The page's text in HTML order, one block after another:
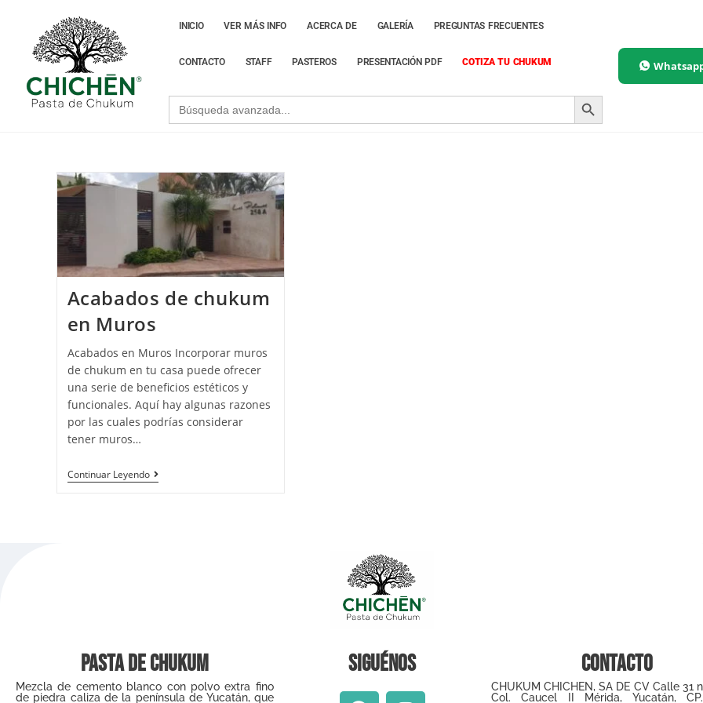
INICIO VER MÁS INFO ACERCA DE GALERÍA PREGUNTAS FRECUENTES
CONTACTO STAFF PASTEROS PRESENTACIÓN PDF COTIZA TU CHUKUM
Search
for:
SEARCH BUTTON
Acabados de chukum
en Muros
Acabados en Muros Incorporar muros
de chukum en tu casa puede ofrecer
una serie de beneficios estéticos y
funcionales. Aquí hay algunas razones
por las cuales podrías considerar
tener muros…
Continuar Leyendo
Pasta de Chukum
Mezcla de cemento blanco con polvo extra fino
de piedra caliza de la península de Yucatán, que
Siguénos Contacto
CHUKUM CHICHEN, SA DE CV Calle 31
Col. Caucel II Mérida, Yucatán,